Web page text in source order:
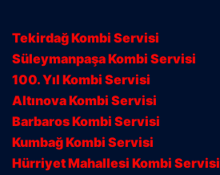
Tekirdağ Kombi Servisi
Süleymanpaşa Kombi Servisi
100. Yıl Kombi Servisi
Altınova Kombi Servisi
Barbaros Kombi Servisi
Kumbağ Kombi Servisi
Hürriyet Mahallesi Kombi Servisi